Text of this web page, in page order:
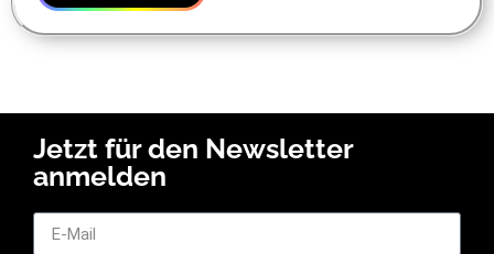
Jetzt für den Newsletter
anmelden